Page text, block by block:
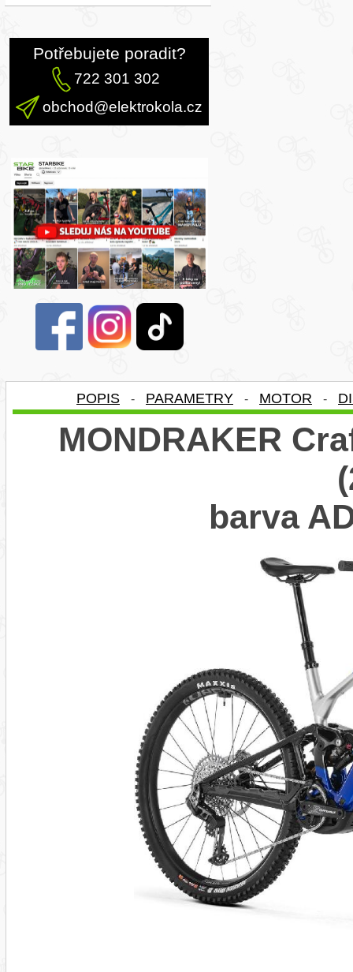
Potřebujete poradit?
722 301 302
obchod@elektrokola.cz
POPIS - PARAMETRY - MOTOR -
MONDRAKER
barva